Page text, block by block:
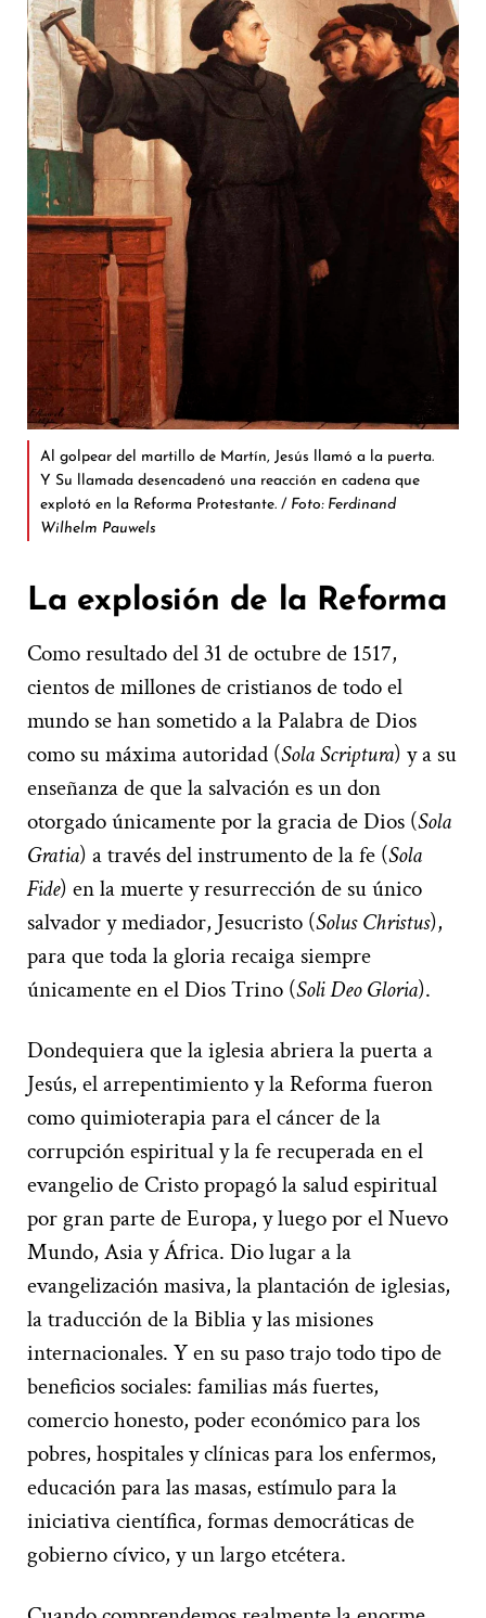
Al golpear del martillo de Martín, Jesús llamó a la puerta.
Y Su llamada desencadenó una reacción en cadena que
explotó en la Reforma Protestante. / Foto: Ferdinand
Wilhelm Pauwels
La explosión de la Reforma
Como resultado del 31 de octubre de 1517,
cientos de millones de cristianos de todo el
mundo se han sometido a la Palabra de Dios
como su máxima autoridad (Sola Scriptura) y a su
enseñanza de que la salvación es un don
otorgado únicamente por la gracia de Dios (Sola
Gratia) a través del instrumento de la fe (Sola
Fide) en la muerte y resurrección de su único
salvador y mediador, Jesucristo (Solus Christus),
para que toda la gloria recaiga siempre
únicamente en el Dios Trino (Soli Deo Gloria).
Dondequiera que la iglesia abriera la puerta a
Jesús, el arrepentimiento y la Reforma fueron
como quimioterapia para el cáncer de la
corrupción espiritual y la fe recuperada en el
evangelio de Cristo propagó la salud espiritual
por gran parte de Europa, y luego por el Nuevo
Mundo, Asia y África. Dio lugar a la
evangelización masiva, la plantación de iglesias,
la traducción de la Biblia y las misiones
internacionales. Y en su paso trajo todo tipo de
beneficios sociales: familias más fuertes,
comercio honesto, poder económico para los
pobres, hospitales y clínicas para los enfermos,
educación para las masas, estímulo para la
iniciativa científica, formas democráticas de
gobierno cívico, y un largo etcétera.